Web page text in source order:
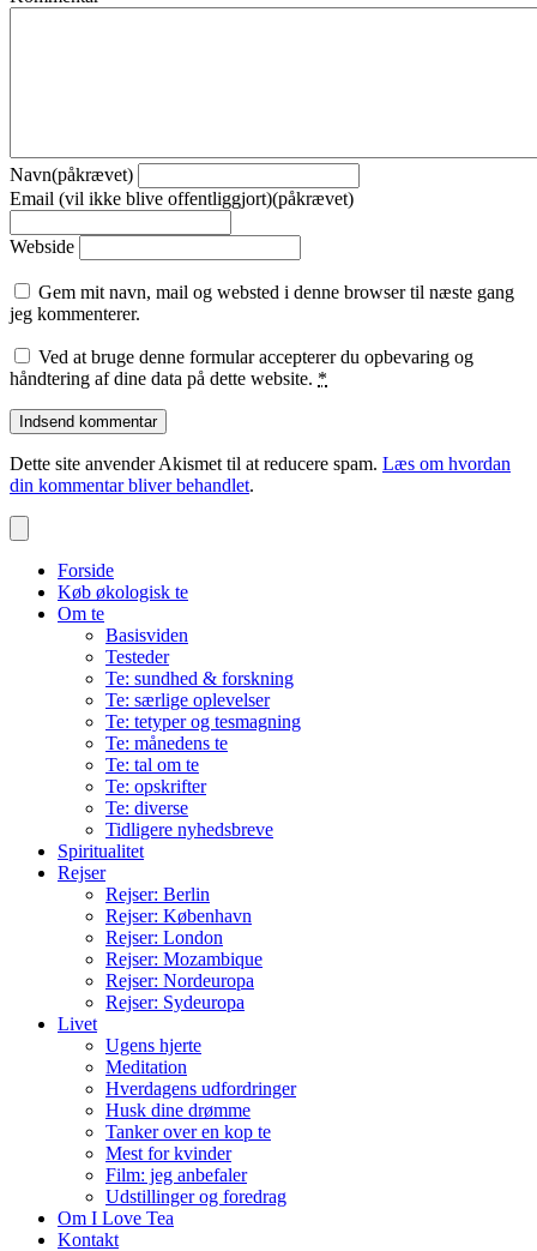
Navn(påkrævet)
Email (vil ikke blive offentliggjort)(påkrævet)
Webside
Gem mit navn, mail og websted i denne browser til næste gang
jeg kommenterer.
Ved at bruge denne formular accepterer du opbevaring og
håndtering af dine data på dette website. *
Dette site anvender Akismet til at reducere spam. Læs om hvordan
din kommentar bliver behandlet.
Forside
Køb økologisk te
Om te
Basisviden
Testeder
Te: sundhed & forskning
Te: særlige oplevelser
Te: tetyper og tesmagning
Te: månedens te
Te: tal om te
Te: opskrifter
Te: diverse
Tidligere nyhedsbreve
Spiritualitet
Rejser
Rejser: Berlin
Rejser: København
Rejser: London
Rejser: Mozambique
Rejser: Nordeuropa
Rejser: Sydeuropa
Livet
Ugens hjerte
Meditation
Hverdagens udfordringer
Husk dine drømme
Tanker over en kop te
Mest for kvinder
Film: jeg anbefaler
Udstillinger og foredrag
Om I Love Tea
Kontakt